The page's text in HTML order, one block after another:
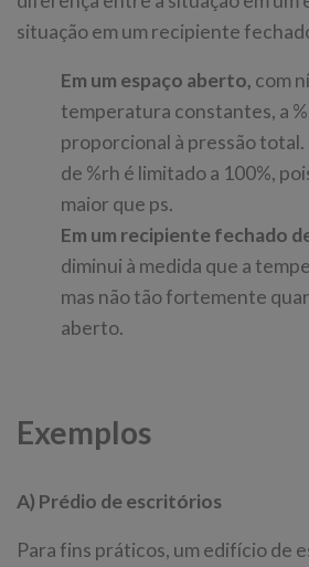
situação em um recipiente
Em um espaço aberto, com
temperatura constantes, a
proporcional à pressão
de %rh é limitado a 100%,
maior que ps.
Em um recipiente fechado
diminui à medida que a
mas não tão fortemente
aberto.
Exemplos
A) Prédio de escritórios
Para fins práticos, um edifício de